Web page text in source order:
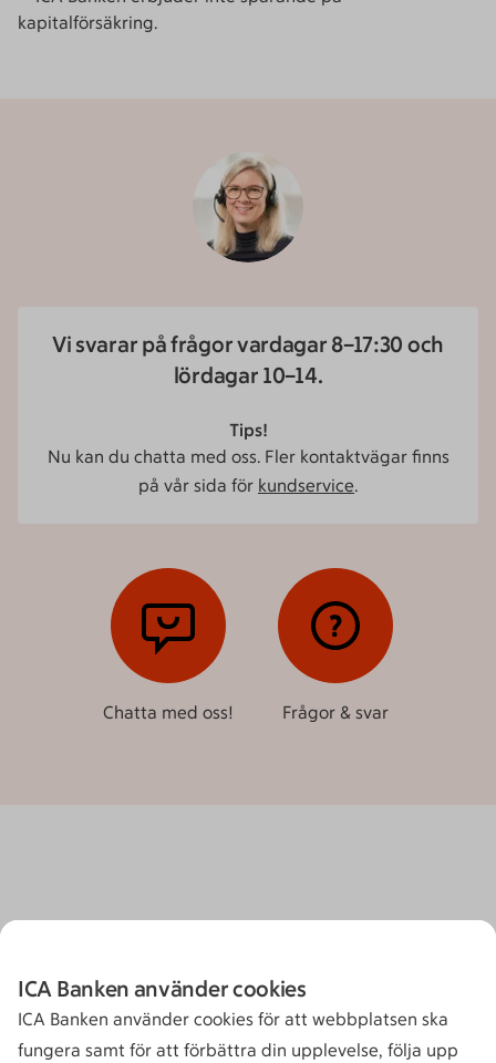
kapitalförsäkring.
Vi svarar på frågor vardagar 8–17:30 och
lördagar 10–14.
Tips!
Nu kan du chatta med oss. Fler kontaktvägar finns
på vår sida för kundservice.
Chatta med oss! Frågor & svar
ICA Banken använder cookies
ICA Banken använder cookies för att webbplatsen ska
fungera samt för att förbättra din upplevelse, följa upp